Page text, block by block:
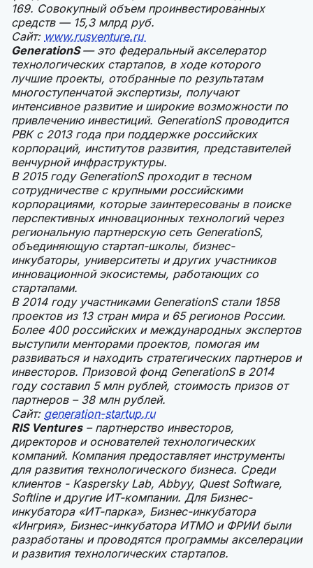
169. Совокупный объем проинвестированных
средств — 15,3 млрд руб.
Сайт: www.rusventure.ru
GenerationS— это федеральный акселератор
технологических стартапов, в ходе которого
лучшие проекты, отобранные по результатам
многоступенчатой экспертизы, получают
интенсивное развитие и широкие возможности по
привлечению инвестиций. GenerationS проводится
РВК с 2013 года при поддержке российских
корпораций, институтов развития, представителей
венчурной инфраструктуры.
В 2015 году GenerationS проходит в тесном
сотрудничестве с крупными российскими
корпорациями, которые заинтересованы в поиске
перспективных инновационных технологий через
региональную партнерскую сеть GenerationS,
объединяющую стартап-школы, бизнес-
инкубаторы, университеты и других участников
инновационной экосистемы, работающих со
стартапами.
В 2014 году участниками GenerationS стали 1858
проектов из 13 стран мира и 65 регионов России.
Более 400 российских и международных экспертов
выступили менторами проектов, помогая им
развиваться и находить стратегических партнеров и
инвесторов. Призовой фонд GenerationS в 2014
году составил 5 млн рублей, стоимость призов от
партнеров – 38 млн рублей.
Сайт: generation-startup.ru
RIS Ventures– партнерство инвесторов,
директоров и основателей технологических
компаний. Компания предоставляет инструменты
для развития технологического бизнеса. Среди
клиентов - Kaspersky Lab, Abbyy, Quest Software,
Softline и другие ИТ-компании. Для Бизнес-
инкубатора «ИТ-парка», Бизнес-инкубатора
«Ингрия», Бизнес-инкубатора ИТМО и ФРИИ были
разработаны и проводятся программы акселерации
и развития технологических стартапов.